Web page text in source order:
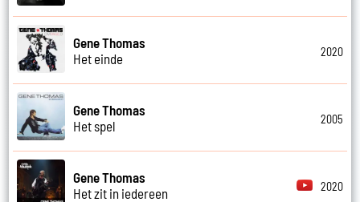
Gene Thomas
Het einde
2020
Gene Thomas
Het spel
2005
Gene Thomas
Het zit in iedereen
2020